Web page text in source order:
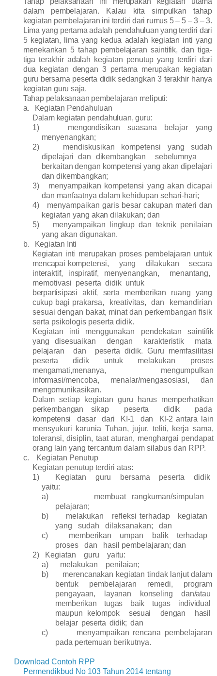
dalam pembelajaran. Kalau kita simpulkan tahap
kegiatan pembelajaran ini terdiri dari rumus 5 – 5 – 3 – 3.
Lima yang pertama adalah pendahuluan yang terdiri dari
5 kegiatan, lima yang kedua adalah kegiatan inti yang
menekankan 5 tahap pembelajaran saintifik, dan tiga-
tiga terakhir adalah kegiatan penutup yang terdiri dari
dua kegiatan dengan 3 pertama merupakan kegiatan
guru bersama peserta didik sedangkan 3 terakhir hanya
kegiatan guru saja.
Tahap pelaksanaan pembelajaran meliputi:
a.
Kegiatan Pendahuluan
Dalam kegiatan pendahuluan, guru:
1)
mengondisikan suasana belajar yang
menyenangkan;
2)
mendiskusikan kompetensi yang
sudah
dipelajari dan dikembangkan sebelumnya
berkaitan dengan kompetensi yang akan dipelajari
dan dikembangkan;
3)
menyampaikan kompetensi yang akan dicapai
dan manfaatnya dalam kehidupan sehari-hari;
4)
menyampaikan garis besar cakupan materi dan
kegiatan yang akan dilakukan; dan
5)
menyampaikan lingkup dan teknik penilaian
yang akan digunakan.
b.
Kegiatan Inti
Kegiatan inti merupakan proses pembelajaran untuk
mencapai kompetensi, yang dilakukan secara
interaktif,
inspiratif, menyenangkan, menantang,
memotivasi peserta didik untuk
berpartisipasi
aktif, serta memberikan ruang
yang
cukup bagi prakarsa, kreativitas, dan kemandirian
sesuai dengan bakat, minat dan perkembangan fisik
serta psikologis peserta didik.
Kegiatan
inti menggunakan pendekatan
saintifik
yang disesuaikan dengan karakteristik mata
pelajaran dan pesertadidik. Guru memfasilitasi
peserta didik untuk melakukan proses
mengamati,menanya,
mengumpulkan
informasi/mencoba, menalar/mengasosiasi, dan
mengomunikasikan.
Dalam setiap kegiatan guru harus memperhatikan
perkembangan sikap peserta didik pada
kompetensi dasar dari KI-1 dan KI-2antara lain
mensyukuri karunia Tuhan, jujur, teliti, kerja sama,
toleransi, disiplin, taat aturan, menghargai pendapat
orang lain yang tercantum dalam silabus dan RPP.
c.
Kegiatan Penutup
Kegiatan penutup terdiri atas:
1)
Kegiatan guru bersama peserta didik
yaitu:
a)
membuat
rangkuman/simpulan
pelajaran;
b)
melakukan refleksi terhadap kegiatan
yang sudah dilaksanakan; dan
c)
memberikan umpan balik terhadap
proses dan hasil pembelajaran; dan
2)
Kegiatan guru yaitu:
a)
melakukan penilaian;
b)
merencanakan kegiatan tindak lanjut dalam
bentuk pembelajaran remedi, program
pengayaan,
layanan konselingdan/atau
memberikan tugas baik tugas individual
maupun
kelompok sesuai dengan hasil
belajar peserta didik; dan
c)
menyampaikan rencana pembelajaran
pada pertemuan berikutnya.
Download Contoh RPP
Permendikbud No 103 Tahun 2014 tentang